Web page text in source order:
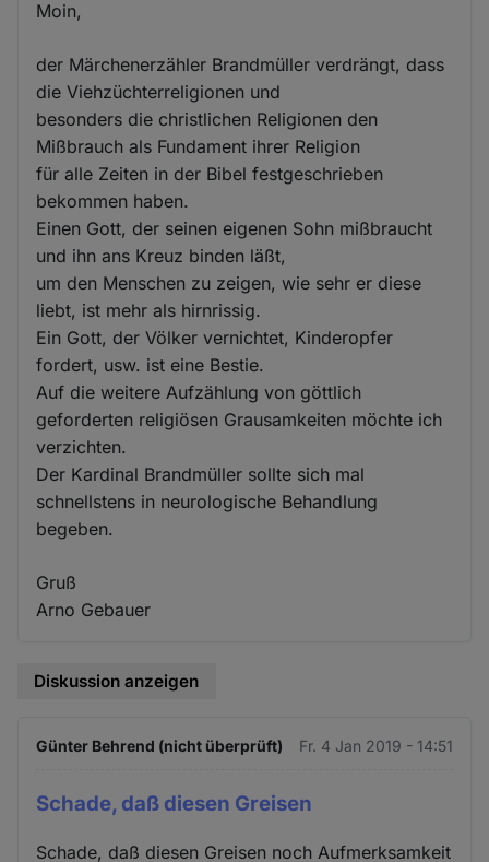
Moin,
der Märchenerzähler Brandmüller verdrängt, dass
die Viehzüchterreligionen und
besonders die christlichen Religionen den
Mißbrauch als Fundament ihrer Religion
für alle Zeiten in der Bibel festgeschrieben
bekommen haben.
Einen Gott, der seinen eigenen Sohn mißbraucht
und ihn ans Kreuz binden läßt,
um den Menschen zu zeigen, wie sehr er diese
liebt, ist mehr als hirnrissig.
Ein Gott, der Völker vernichtet, Kinderopfer
fordert, usw. ist eine Bestie.
Auf die weitere Aufzählung von göttlich
geforderten religiösen Grausamkeiten möchte ich
verzichten.
Der Kardinal Brandmüller sollte sich mal
schnellstens in neurologische Behandlung
begeben.
Gruß
Arno Gebauer
Diskussion anzeigen
Günter Behrend (nicht überprüft) Fr. 4 Jan 2019 - 14:51
Schade, daß diesen Greisen
Schade, daß diesen Greisen noch Aufmerksamkeit